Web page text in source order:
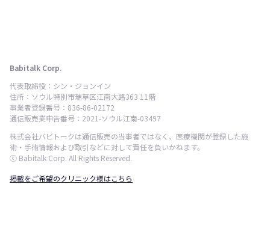
Babitalk Corp.
代表取締役：シン・ジョンイン
住所：ソウル特別市瑞草区江南大路363 11階
事業者登録番号：836-86-02172
通信販売業申告番号：2021-ソウル江南-03497
株式会社バビトークは通信販売の当事者ではなく、医療機関が登録した施
術・手術情報および取引などに対して責任を負いかねます。
ⓒ Babitalk Corp. All Rights Reserved.
掲載をご希望のクリニック様はこちら